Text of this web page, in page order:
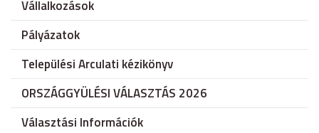
Vállalkozások
Pályázatok
Települési Arculati kézikönyv
ORSZÁGGYÜLÉSI VÁLASZTÁS 2026
Választási Információk